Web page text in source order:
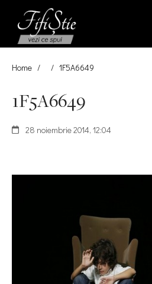
Home / / 1F5A6649
1F5A6649
28 noiembrie 2014, 12:04